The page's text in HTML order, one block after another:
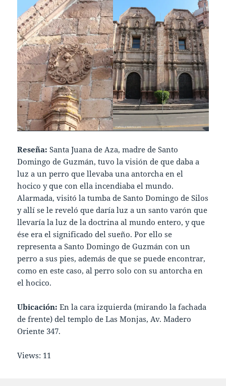
Reseña: Santa Juana de Aza, madre de Santo
Domingo de Guzmán, tuvo la visión de que daba a
luz a un perro que llevaba una antorcha en el
hocico y que con ella incendiaba el mundo.
Alarmada, visitó la tumba de Santo Domingo de Silos
y allí se le reveló que daría luz a un santo varón que
llevaría la luz de la doctrina al mundo entero, y que
ése era el significado del sueño. Por ello se
representa a Santo Domingo de Guzmán con un
perro a sus pies, además de que se puede encontrar,
como en este caso, al perro solo con su antorcha en
el hocico.
Ubicación: En la cara izquierda (mirando la fachada
de frente) del templo de Las Monjas, Av. Madero
Oriente 347.
Views: 11